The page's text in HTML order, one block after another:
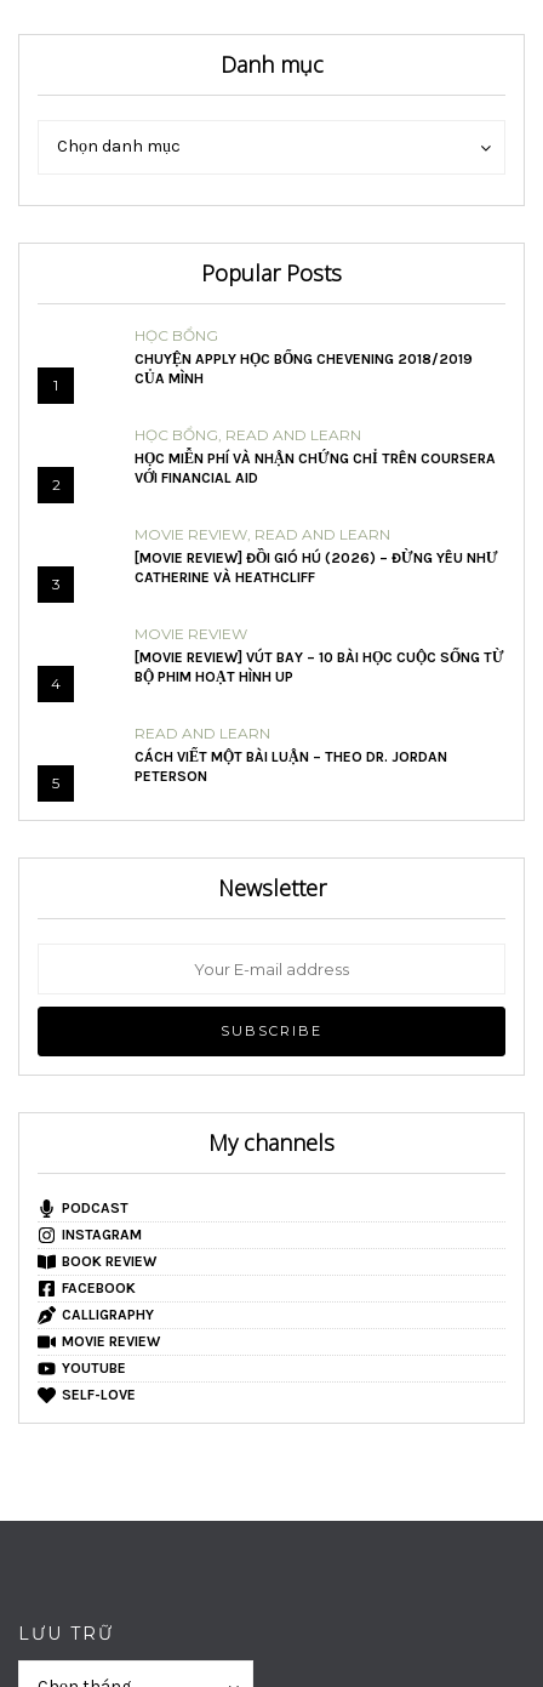
Danh mục
Danh
Chọn danh mục
Danh
Popular Posts
1
HỌC BỔNG
CHUYỆN APPLY HỌC BỔNG CHEVENING 2018/2019
CỦA MÌNH
2
HỌC BỔNG, READ AND LEARN
HỌC MIỄN PHÍ VÀ NHẬN CHỨNG CHỈ TRÊN COURSERA
VỚI FINANCIAL AID
3
MOVIE REVIEW, READ AND LEARN
[MOVIE REVIEW] ĐỒI GIÓ HÚ (2026) – ĐỪNG YÊU NHƯ
CATHERINE VÀ HEATHCLIFF
4
MOVIE REVIEW
[MOVIE REVIEW] VÚT BAY – 10 BÀI HỌC CUỘC SỐNG TỪ
BỘ PHIM HOẠT HÌNH UP
5
READ AND LEARN
CÁCH VIẾT MỘT BÀI LUẬN – THEO DR. JORDAN
PETERSON
Newsletter
My channels
PODCAST
INSTAGRAM
BOOK REVIEW
FACEBOOK
CALLIGRAPHY
MOVIE REVIEW
YOUTUBE
SELF-LOVE
LƯU TRỮ
Lưu